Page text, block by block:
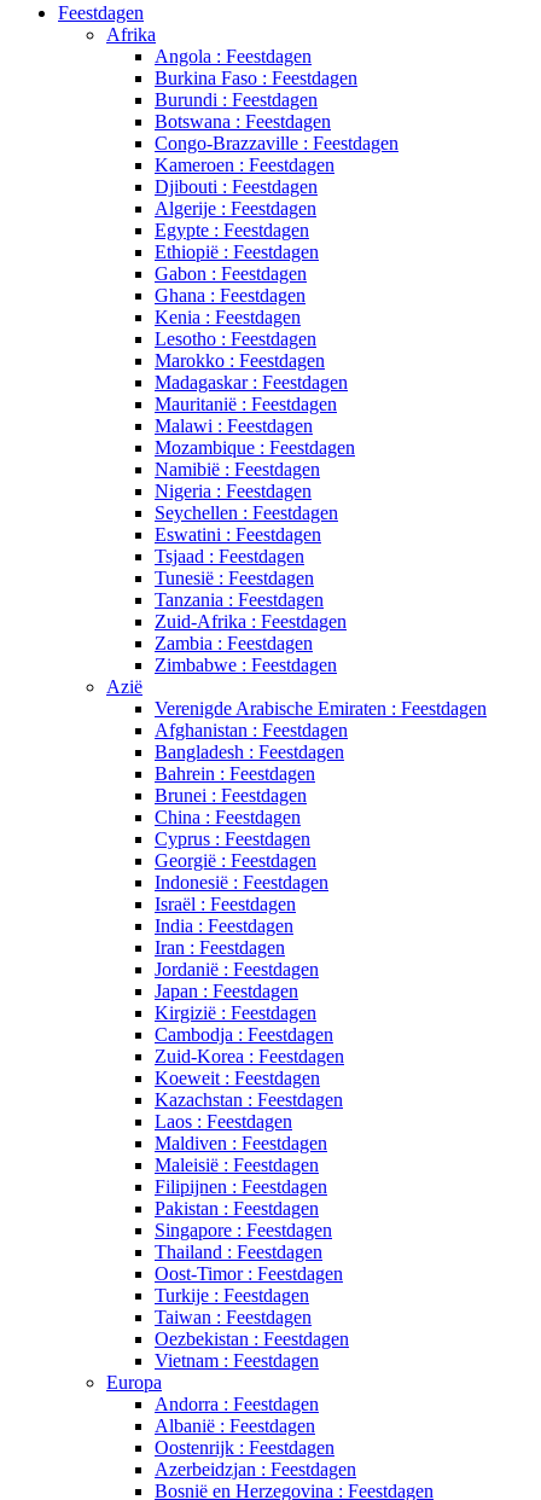
Feestdagen
Afrika
Angola : Feestdagen
Burkina Faso : Feestdagen
Burundi : Feestdagen
Botswana : Feestdagen
Congo-Brazzaville : Feestdagen
Kameroen : Feestdagen
Djibouti : Feestdagen
Algerije : Feestdagen
Egypte : Feestdagen
Ethiopië : Feestdagen
Gabon : Feestdagen
Ghana : Feestdagen
Kenia : Feestdagen
Lesotho : Feestdagen
Marokko : Feestdagen
Madagaskar : Feestdagen
Mauritanië : Feestdagen
Malawi : Feestdagen
Mozambique : Feestdagen
Namibië : Feestdagen
Nigeria : Feestdagen
Seychellen : Feestdagen
Eswatini : Feestdagen
Tsjaad : Feestdagen
Tunesië : Feestdagen
Tanzania : Feestdagen
Zuid-Afrika : Feestdagen
Zambia : Feestdagen
Zimbabwe : Feestdagen
Azië
Verenigde Arabische Emiraten : Feestdagen
Afghanistan : Feestdagen
Bangladesh : Feestdagen
Bahrein : Feestdagen
Brunei : Feestdagen
China : Feestdagen
Cyprus : Feestdagen
Georgië : Feestdagen
Indonesië : Feestdagen
Israël : Feestdagen
India : Feestdagen
Iran : Feestdagen
Jordanië : Feestdagen
Japan : Feestdagen
Kirgizië : Feestdagen
Cambodja : Feestdagen
Zuid-Korea : Feestdagen
Koeweit : Feestdagen
Kazachstan : Feestdagen
Laos : Feestdagen
Maldiven : Feestdagen
Maleisië : Feestdagen
Filipijnen : Feestdagen
Pakistan : Feestdagen
Singapore : Feestdagen
Thailand : Feestdagen
Oost-Timor : Feestdagen
Turkije : Feestdagen
Taiwan : Feestdagen
Oezbekistan : Feestdagen
Vietnam : Feestdagen
Europa
Andorra : Feestdagen
Albanië : Feestdagen
Oostenrijk : Feestdagen
Azerbeidzjan : Feestdagen
Bosnië en Herzegovina : Feestdagen